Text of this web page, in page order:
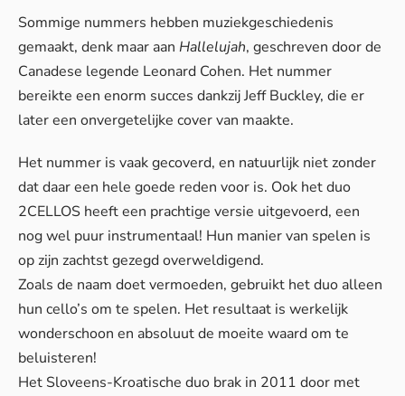
Sommige nummers hebben muziekgeschiedenis
gemaakt, denk maar aan Hallelujah, geschreven door de
Canadese legende Leonard Cohen. Het nummer
bereikte een enorm succes dankzij Jeff Buckley, die er
later een onvergetelijke cover van maakte.
Het nummer is vaak gecoverd, en natuurlijk niet zonder
dat daar een hele goede reden voor is. Ook het duo
2CELLOS heeft een prachtige versie uitgevoerd, een
nog wel puur instrumentaal! Hun manier van spelen is
op zijn zachtst gezegd overweldigend.
Zoals de naam doet vermoeden, gebruikt het duo alleen
hun cello’s om te spelen. Het resultaat is werkelijk
wonderschoon en absoluut de moeite waard om te
beluisteren!
Het Sloveens-Kroatische duo brak in 2011 door met